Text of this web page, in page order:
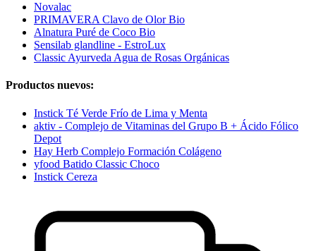
Novalac
PRIMAVERA Clavo de Olor Bio
Alnatura Puré de Coco Bio
Sensilab glandline - EstroLux
Classic Ayurveda Agua de Rosas Orgánicas
Productos nuevos:
Instick Té Verde Frío de Lima y Menta
aktiv - Complejo de Vitaminas del Grupo B + Ácido Fólico
Depot
Hay Herb Complejo Formación Colágeno
yfood Batido Classic Choco
Instick Cereza